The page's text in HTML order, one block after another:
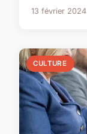
13 février 2024
CULTURE